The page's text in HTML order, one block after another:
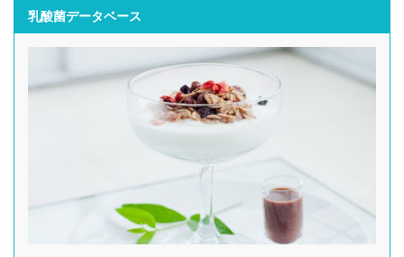
乳酸菌データベース